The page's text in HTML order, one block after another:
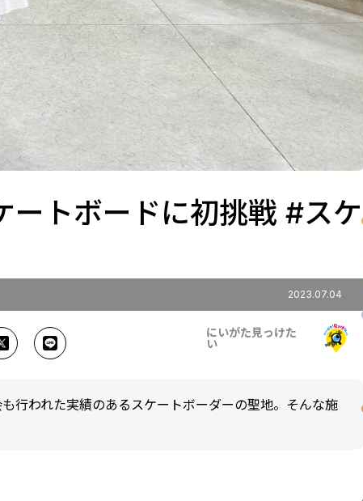
ートボードに初挑戦 #スケ
2023.07.04
にいがた見っけた
い
行われた実績のあるスケートボーダーの聖地。そんな施